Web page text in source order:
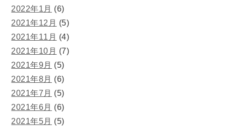
2022年1月 (6)
2021年12月 (5)
2021年11月 (4)
2021年10月 (7)
2021年9月 (5)
2021年8月 (6)
2021年7月 (5)
2021年6月 (6)
2021年5月 (5)